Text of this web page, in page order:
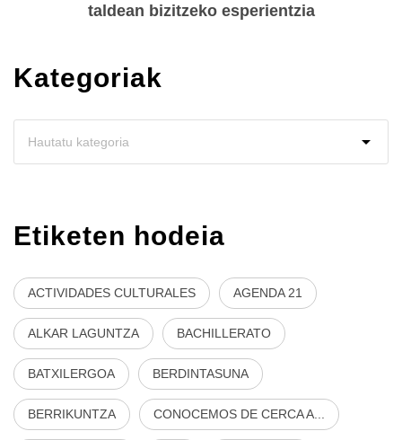
taldean bizitzeko esperientzia
Kategoriak
Etiketen hodeia
ACTIVIDADES CULTURALES AGENDA 21
ALKAR LAGUNTZA BACHILLERATO
BATXILERGOA BERDINTASUNA
BERRIKUNTZA CONOCEMOS DE CERCA A...